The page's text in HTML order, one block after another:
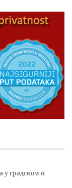
у градском и